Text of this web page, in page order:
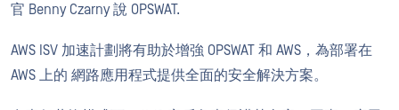
官 Benny Czarny 說 OPSWAT.
AWS ISV 加速計劃將有助於增強 OPSWAT 和 AWS，為部署在
AWS 上的 網路應用程式提供全面的安全解決方案。